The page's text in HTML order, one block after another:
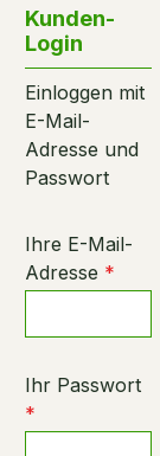
Kunden-
Login
Einloggen mit
E-Mail-
Adresse und
Passwort
Ihre E-Mail-
Adresse *
Ihr Passwort
*